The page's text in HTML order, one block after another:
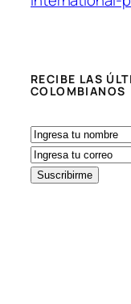
RECIBE LAS
COLOMBIANOS